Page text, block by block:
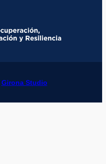
Girona Studio